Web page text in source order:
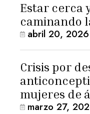
Estar cerca
caminando
abril 20, 2026
Crisis por
mujeres de
marzo 27,